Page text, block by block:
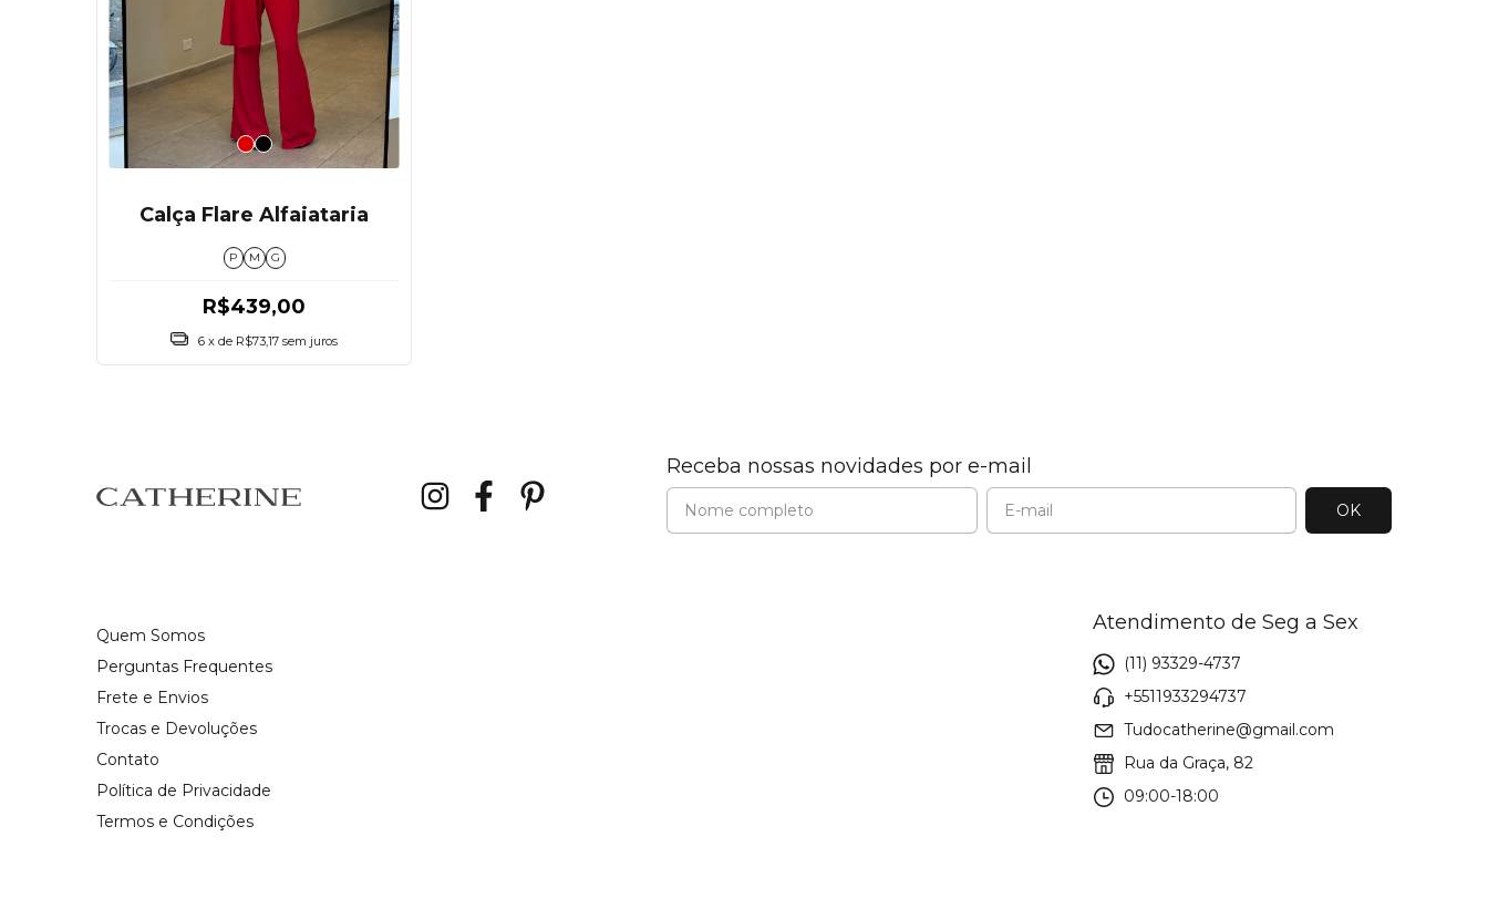
Calça Flare Alfaiataria
P M G
R$439,00
6 x de R$73,17 sem juros
Receba nossas novidades por e-mail
Quem Somos
Perguntas Frequentes
Frete e Envios
Trocas e Devoluções
Contato
Política de Privacidade
Termos e Condições
Atendimento de Seg a Sex
(11) 93329-4737
+5511933294737
Tudocatherine@gmail.com
Rua da Graça, 82
09:00-18:00